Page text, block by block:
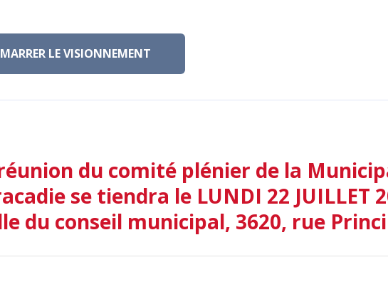
LE VISIONNEMENT
du comité plénier de la
se tiendra le LUNDI 22 JUILLET
du conseil municipal, 3620, rue